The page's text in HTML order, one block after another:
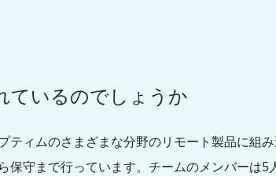
ているのでしょうか
ィムのさまざまな分野のリモート製品に組
保守まで行っています。チームのメンバーは